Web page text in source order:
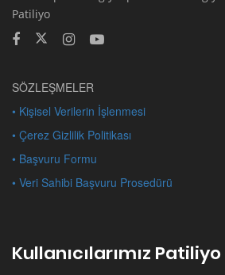
Patiliyo
SÖZLEŞMELER
• Kişisel Verilerin İşlenmesi
• Çerez Gizlilik Politikası
• Başvuru Formu
• Veri Sahibi Başvuru Prosedürü
Kullanıcılarımız Patiliyo